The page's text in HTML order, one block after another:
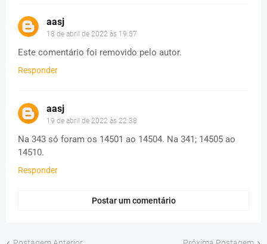
aasj
18 de abril de 2022 às 19:57
Este comentário foi removido pelo autor.
Responder
aasj
19 de abril de 2022 às 22:38
Na 343 só foram os 14501 ao 14504. Na 341; 14505 ao
14510.
Responder
Postar um comentário